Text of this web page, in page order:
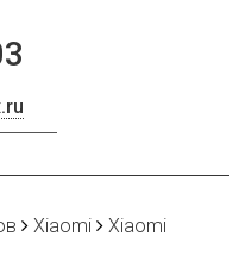
Xiaomi
Xiaomi